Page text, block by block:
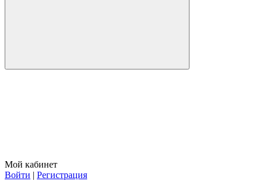
Мой кабинет
Войти | Регистрация